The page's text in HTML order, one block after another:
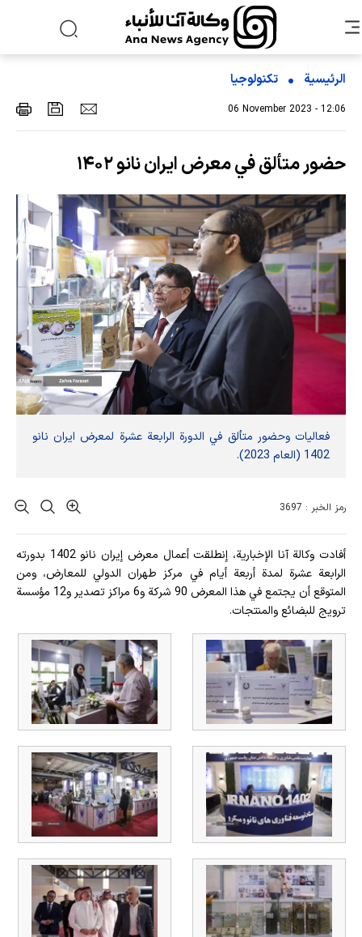
الرئيسية تکنولوجیا
06 November 2023 - 12:06
حضور متألق في معرض ایران نانو ۱۴۰۲
فعاليات وحضور متألق في الدورة الرابعة عشرة لمعرض ايران نانو
1402 (العام 2023).
رمز الخبر : 3697
أفادت وکالة آنا الإخباریة، إنطلقت أعمال معرض إيران نانو 1402 بدورته
الرابعة عشرة لمدة أربعة أيام في مركز طهران الدولي للمعارض، ومن
المتوقع أن يجتمع في هذا المعرض 90 شركة و6 مراكز تصدير و12 مؤسسة
ترويج للبضائع والمنتجات.